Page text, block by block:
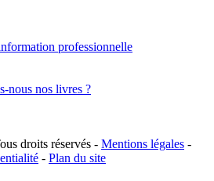
professionnelle
nous nos livres ?
droits réservés - Mentions légales -
- Plan du site